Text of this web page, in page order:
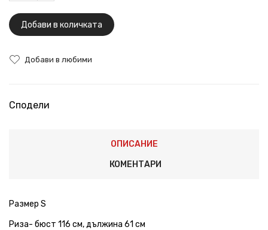
Добави в количката
Добави в любими
Сподели
ОПИСАНИЕ
КОМЕНТАРИ
Размер S
Риза- бюст 116 см, дължина 61 см